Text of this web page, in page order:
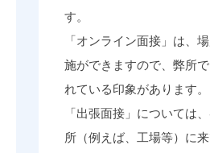
す。
「オンライン面接」は、
施ができますので、弊所
れている印象があります。
「出張面接」については
所（例えば、工場等）に